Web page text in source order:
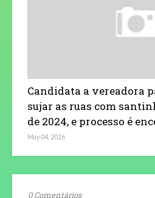
Candidata a vereadora
sujar as ruas com
de 2024, e processo é
May 04, 2026
0 Comentários